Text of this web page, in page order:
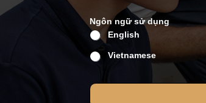
Ngôn ngữ sử dụng
English
Vietnamese